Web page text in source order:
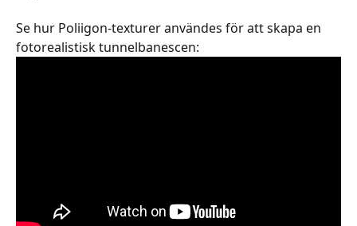
Se hur Poliigon-texturer användes för att skapa en
fotorealistisk tunnelbanescen: